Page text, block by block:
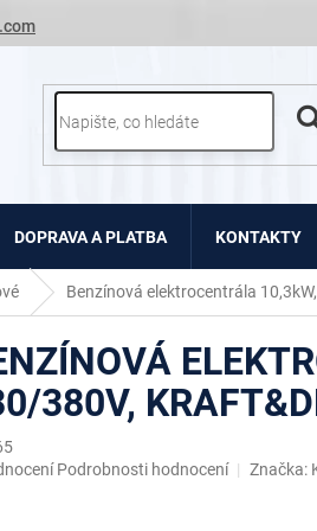
DOPRAVA A PLATBA KONTAKTY
Benzínová elektrocentrála
380V,
Podrobnosti hodnocení Značka: